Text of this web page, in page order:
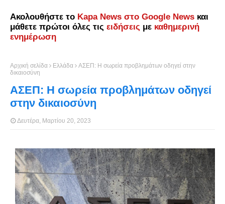
Ακολουθήστε το Kapa News στο Google News και
μάθετε πρώτοι όλες τις ειδήσεις με καθημερινή
ενημέρωση
Αρχική σελίδα Ελλάδα
ΑΣΕΠ: Η σωρεία προβλημάτων οδηγεί στην
δικαιοσύνη
ΑΣΕΠ: Η σωρεία προβλημάτων οδηγεί
στην δικαιοσύνη
Δευτέρα, Μαρτίου 20, 2023